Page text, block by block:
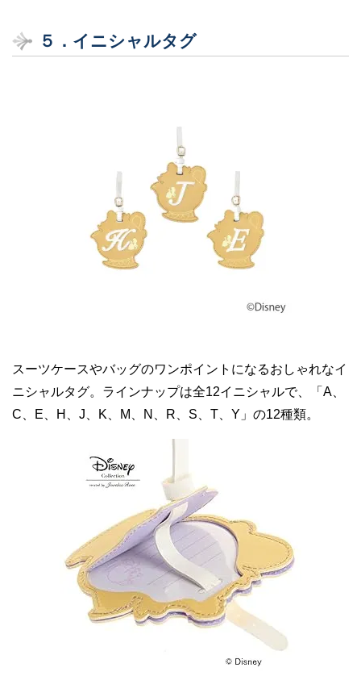
５． イニシャルタグ
スーツケースやバッグのワンポイントになるおしゃれなイ
ニシャルタグ。ラインナップは全12イニシャルで、「A、
C、E、H、J、K、M、N、R、S、T、Y」の12種類。